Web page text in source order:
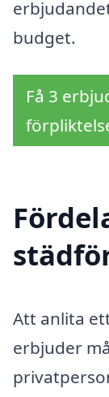
budget.
Få 3
Att anlita
erbjuder